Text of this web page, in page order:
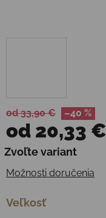
od 33,90 € –40 %
od 20,33 €
Jednotková cena:
Zvoľte variant
Možnosti doručenia
Veľkosť